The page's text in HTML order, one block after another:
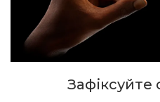
Зафіксуйте